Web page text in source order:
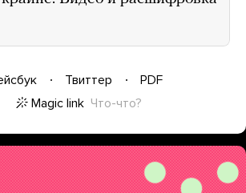
Твиттер
PDF
Magic link Что-что?